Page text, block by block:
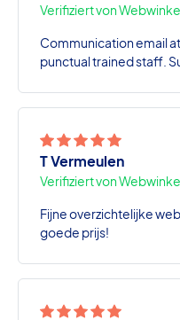
Verifiziert von
Communication email
punctual trained staff.
T Vermeulen
Verifiziert von
Fijne overzichtelijke
goede prijs!